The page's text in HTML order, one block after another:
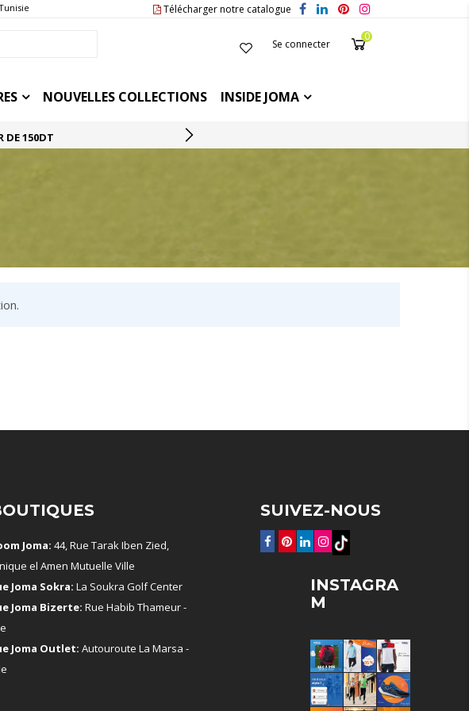
Télécharger notre catalogue
Se connecter
0
NOUVELLES COLLECTIONS INSIDE JOMA
DE 150DT
Joma: 44, Rue Tarak Iben Zied,
el Amen Mutuelle Ville
Joma Sokra: La Soukra Golf Center
Joma Bizerte: Rue Habib Thameur -
Joma Outlet: Autouroute La Marsa -
SUIVEZ-NOUS
INSTAGRA
M